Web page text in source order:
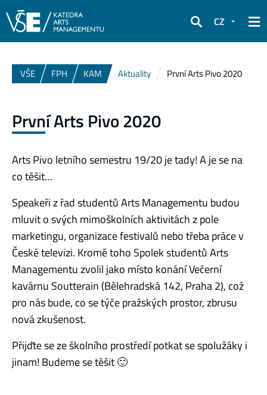
Hledat
CZ
VŠE FPH KAM Aktuality První Arts Pivo 2020
První Arts Pivo 2020
Arts Pivo letního semestru 19/20 je tady! A je se na
co těšit…
Speakeři z řad studentů Arts Managementu budou
mluvit o svých mimoškolních aktivitách z pole
marketingu, organizace festivalů nebo třeba práce v
České televizi. Kromě toho Spolek studentů Arts
Managementu zvolil jako místo konání Večerní
kavárnu Soutterain (Bělehradská 142, Praha 2), což
pro nás bude, co se týče pražských prostor, zbrusu
nová zkušenost.
Přijďte se ze školního prostředí potkat se spolužáky i
jinam! Budeme se těšit 🙂